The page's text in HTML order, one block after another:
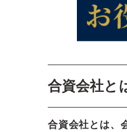
合資会社と
合資会社とは、